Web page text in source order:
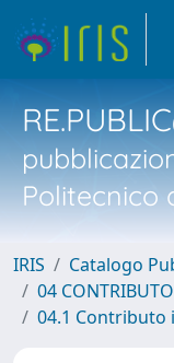
Politecnico
IRIS
Catalogo
04
04.1 Contributo